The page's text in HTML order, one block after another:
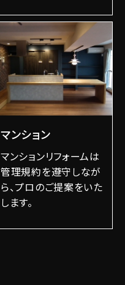
マンション
マンションリフォームは
管理規約を遵守しなが
ら、プロのご提案をいた
します。